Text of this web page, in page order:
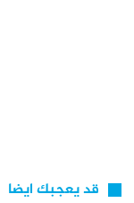
قد يعجبك ايضا